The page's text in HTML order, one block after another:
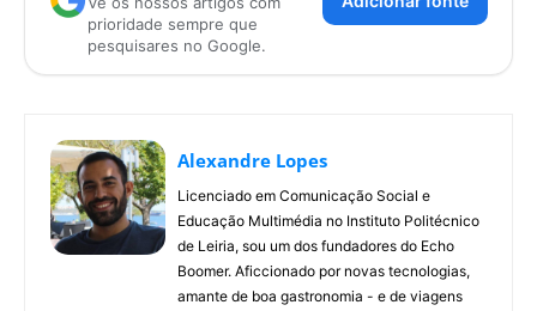
prioridade sempre que
pesquisares no Google.
Alexandre Lopes
Licenciado em Comunicação Social e
Educação Multimédia no Instituto Politécnico
de Leiria, sou um dos fundadores do Echo
Boomer. Aficcionado por novas tecnologias,
amante de boa gastronomia - e de viagens